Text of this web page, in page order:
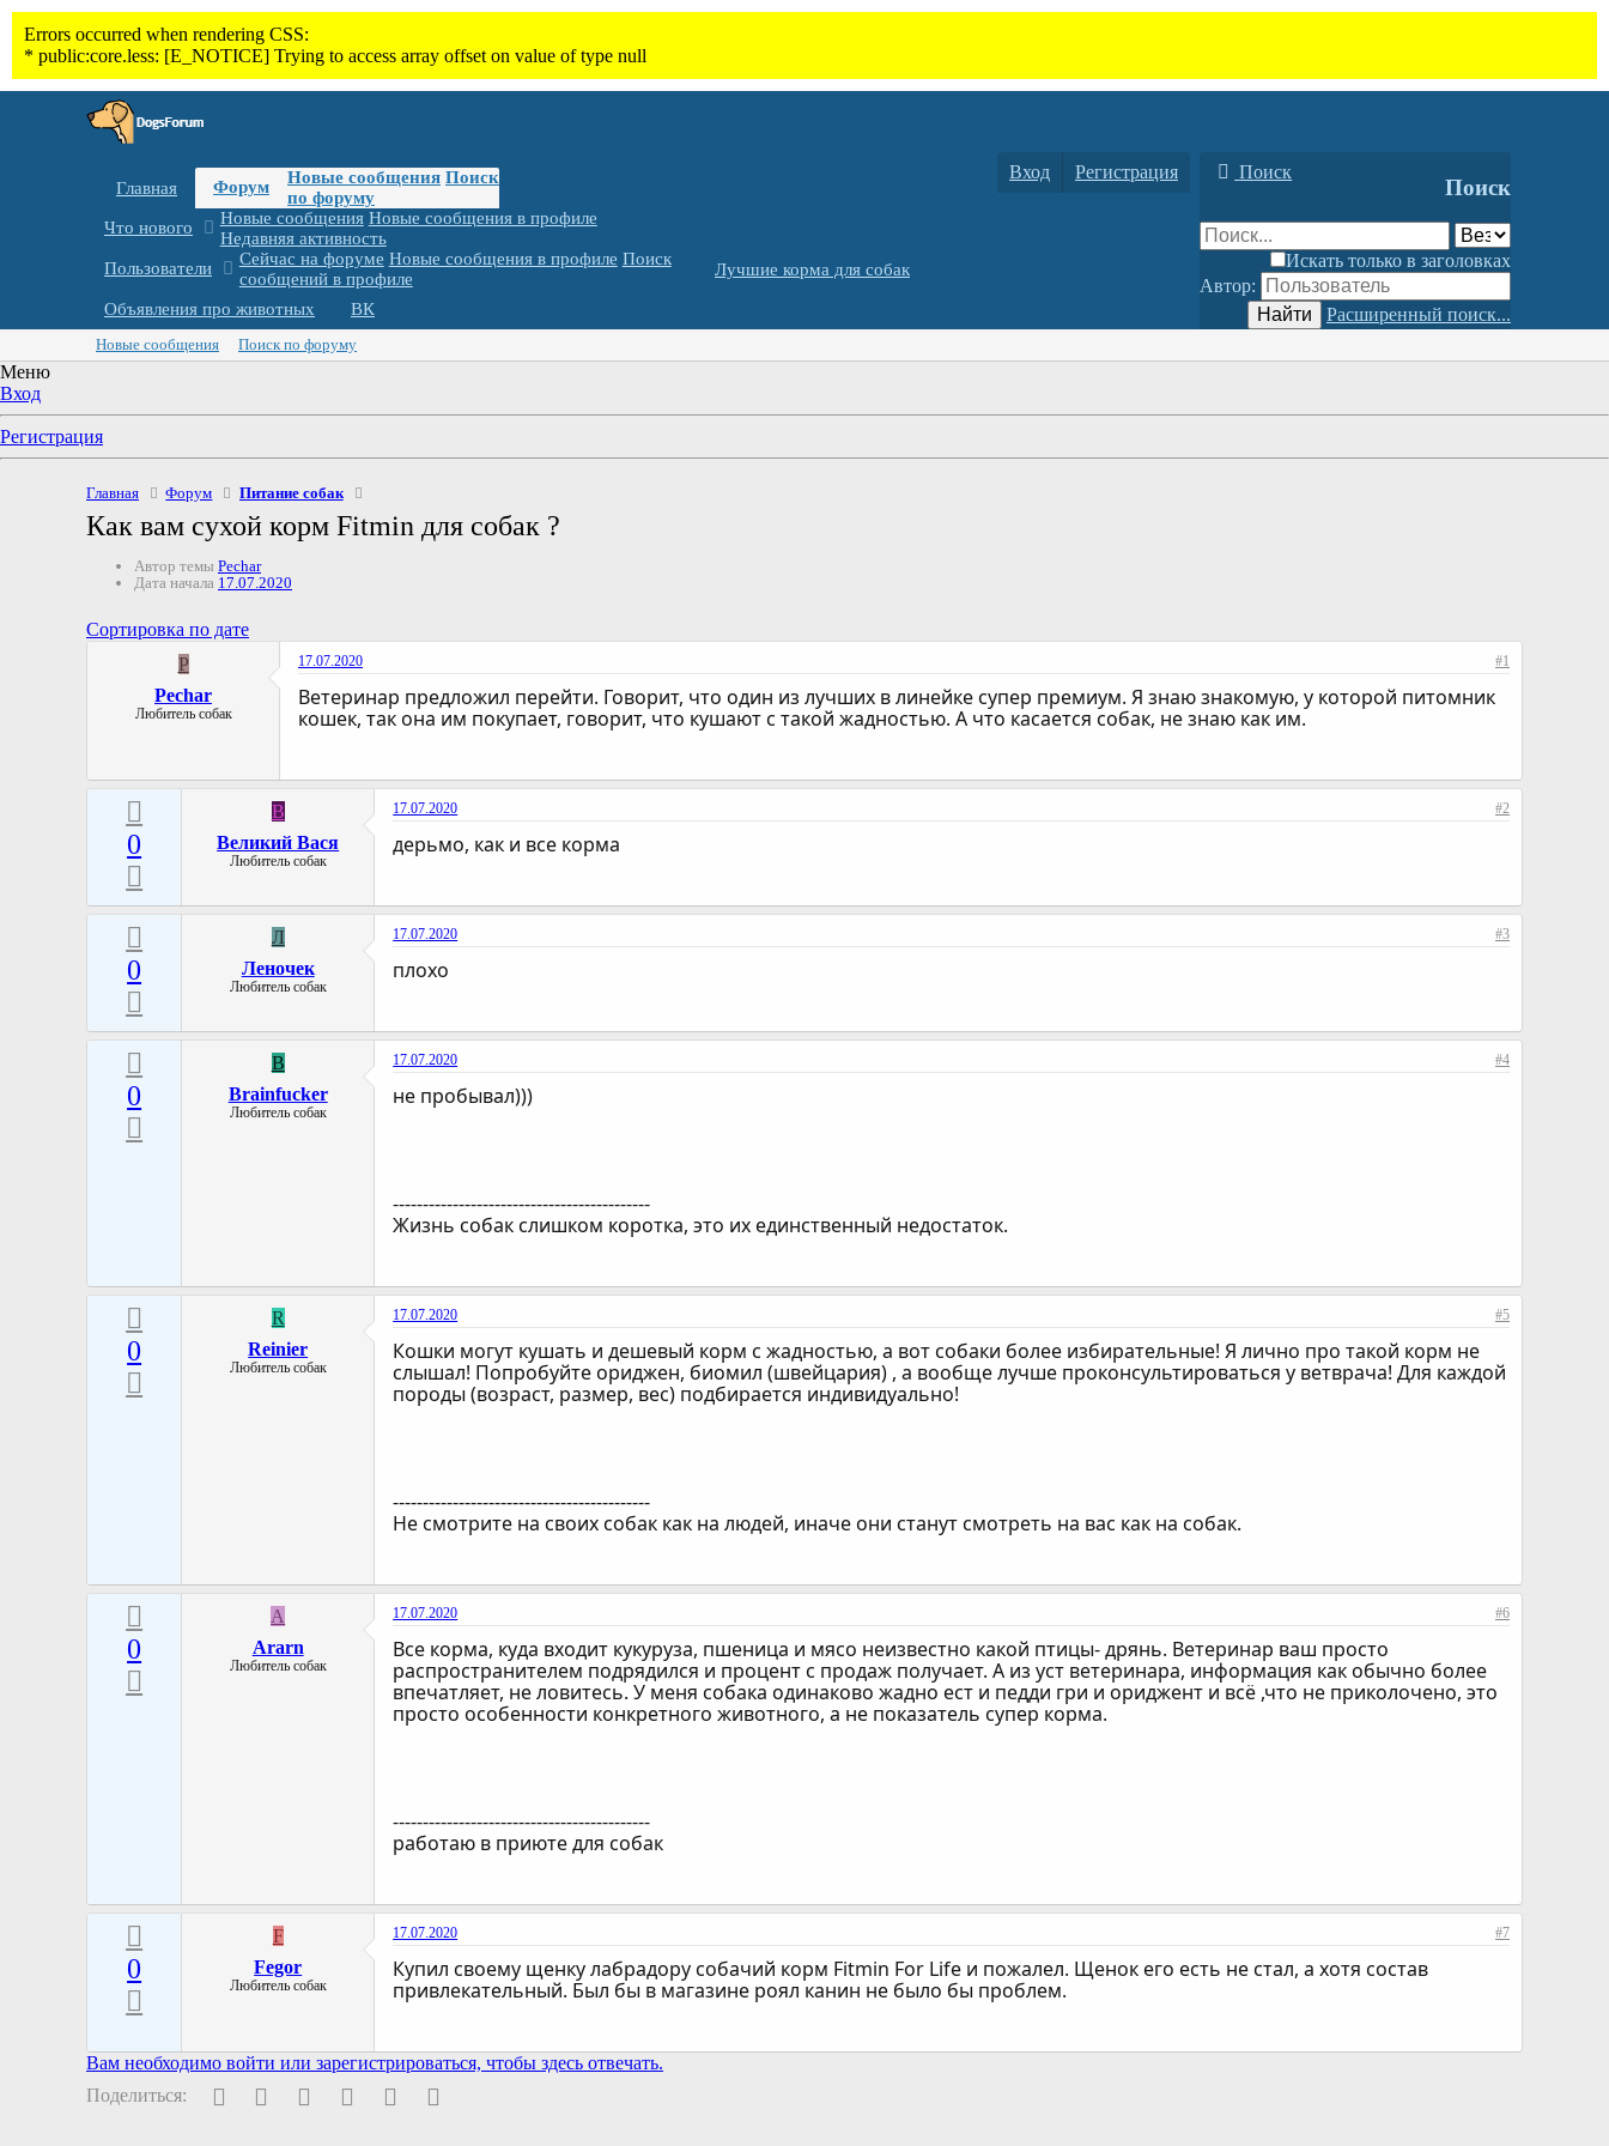
Главная Форум Новые сообщения Поиск
по форуму
Что нового
Новые сообщения Новые сообщения в профиле
Недавняя активность
Пользователи
Сейчас на форуме Новые сообщения в профиле Поиск
сообщений в профиле
Лучшие корма для собак
Объявления про животных ВК
Вход Регистрация Поиск
Поиск
Искать только в заголовках
Автор:
Найти
Расширенный поиск...
Новые сообщения Поиск по форуму
Меню
Вход
Регистрация
Главная Форум Питание собак
Как вам сухой корм Fitmin для собак ?
Автор темы Pechar
Дата начала 17.07.2020
Сортировка по дате
P
Pechar
Любитель собак
17.07.2020 #1
Ветеринар предложил перейти. Говорит, что один из лучших в линейке супер премиум. Я знаю знакомую, у которой питомник
кошек, так она им покупает, говорит, что кушают с такой жадностью. А что касается собак, не знаю как им.
0
В
Великий Вася
Любитель собак
17.07.2020 #2
дерьмо, как и все корма
0
Л
Леночек
Любитель собак
17.07.2020 #3
плохо
0
B
Brainfucker
Любитель собак
17.07.2020 #4
не пробывал)))
-------------------------------------------
Жизнь собак слишком коротка, это их единственный недостаток.
0
R
Reinier
Любитель собак
17.07.2020 #5
Кошки могут кушать и дешевый корм с жадностью, а вот собаки более избирательные! Я лично про такой корм не
слышал! Попробуйте ориджен, биомил (швейцария) , а вообще лучше проконсультироваться у ветврача! Для каждой
породы (возраст, размер, вес) подбирается индивидуально!
-------------------------------------------
Не смотрите на своих собак как на людей, иначе они станут смотреть на вас как на собак.
0
A
Ararn
Любитель собак
17.07.2020 #6
Все корма, куда входит кукуруза, пшеница и мясо неизвестно какой птицы- дрянь. Ветеринар ваш просто
распространителем подрядился и процент с продаж получает. А из уст ветеринара, информация как обычно более
впечатляет, не ловитесь. У меня собака одинаково жадно ест и педди гри и ориджент и всё ,что не приколочено, это
просто особенности конкретного животного, а не показатель супер корма.
-------------------------------------------
работаю в приюте для собак
0
F
Fegor
Любитель собак
17.07.2020 #7
Купил своему щенку лабрадору собачий корм Fitmin For Life и пожалел. Щенок его есть не стал, а хотя состав
привлекательный. Был бы в магазине роял канин не было бы проблем.
Вам необходимо войти или зарегистрироваться, чтобы здесь отвечать.
Поделиться:
Facebook
Twitter PinterestWhatsAppЭлектронная почта